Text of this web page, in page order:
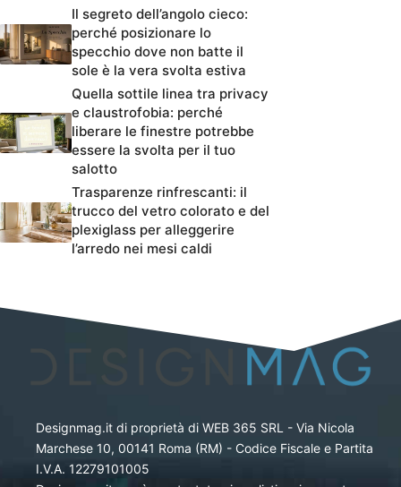
Il segreto dell’angolo cieco:
perché posizionare lo
specchio dove non batte il
sole è la vera svolta estiva
Quella sottile linea tra privacy
e claustrofobia: perché
liberare le finestre potrebbe
essere la svolta per il tuo
salotto
Trasparenze rinfrescanti: il
trucco del vetro colorato e del
plexiglass per alleggerire
l’arredo nei mesi caldi
Designmag.it di proprietà di WEB 365 SRL - Via Nicola
Marchese 10, 00141 Roma (RM) - Codice Fiscale e Partita
I.V.A. 12279101005